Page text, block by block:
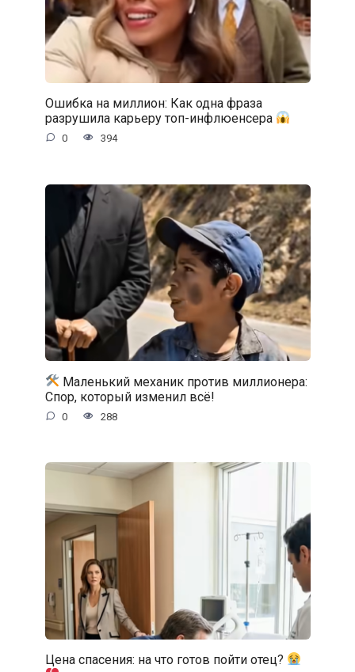
Ошибка на миллион: Как одна фраза
разрушила карьеру топ-инфлюенсера
0 394
Маленький механик против миллионера:
Спор, который изменил всё!
0 288
Цена спасения: на что готов пойти отец?